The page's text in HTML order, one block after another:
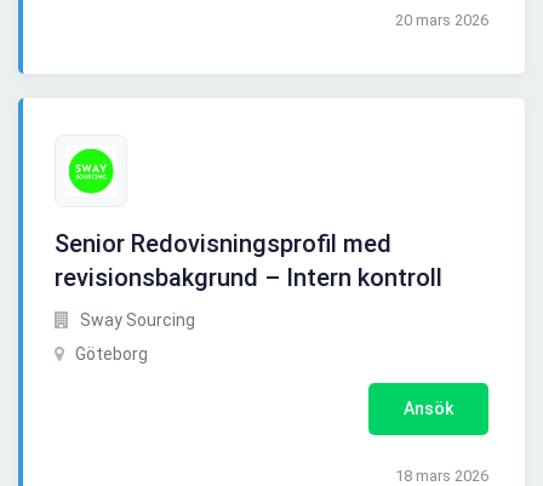
20 mars 2026
Senior Redovisningsprofil med
revisionsbakgrund – Intern kontroll
Sway Sourcing
Göteborg
Ansök
18 mars 2026